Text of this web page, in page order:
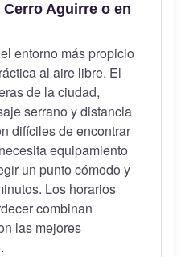
Aguirre o en
entorno más propicio
al aire libre. El
de la ciudad,
serrano y distancia
difíciles de encontrar
equipamiento
un punto cómodo y
Los horarios
combinan
las mejores